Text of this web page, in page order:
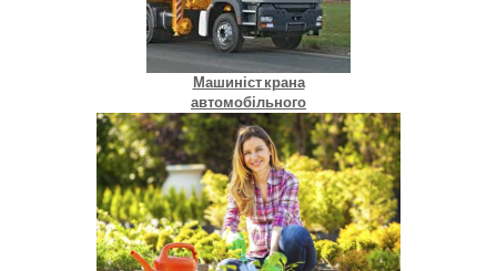
Машиніст крана
автомобільного